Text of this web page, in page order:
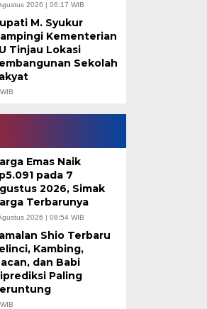
2026 | 06:17 WIB
M. Syukur
Kementerian
Tinjau Lokasi
Sekolah
Emas Naik
pada 7
2026, Simak
Terbarunya
2026 | 08:54 WIB
Shio Terbaru
Kambing,
dan Babi
Paling